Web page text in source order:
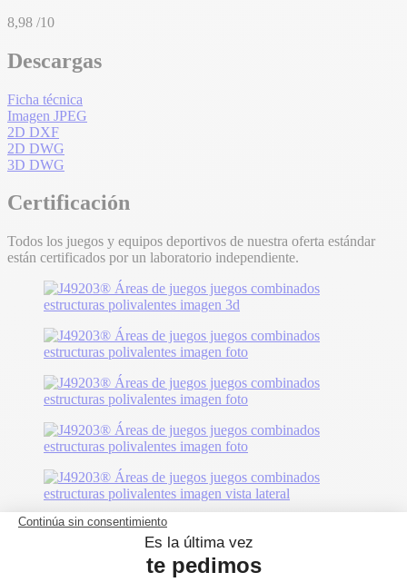
8,98 /10
Descargas
Ficha técnica
Imagen JPEG
2D DXF
2D DWG
3D DWG
Certificación
Todos los juegos y equipos deportivos de nuestra oferta estándar
están certificados por un laboratorio independiente.